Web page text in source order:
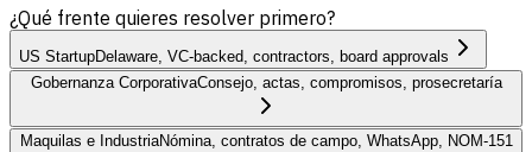
¿Qué frente quieres resolver primero?
US StartupDelaware, VC-backed, contractors, board approvals
Gobernanza CorporativaConsejo, actas, compromisos, prosecretaría
Maquilas e IndustriaNómina, contratos de campo, WhatsApp, NOM-151